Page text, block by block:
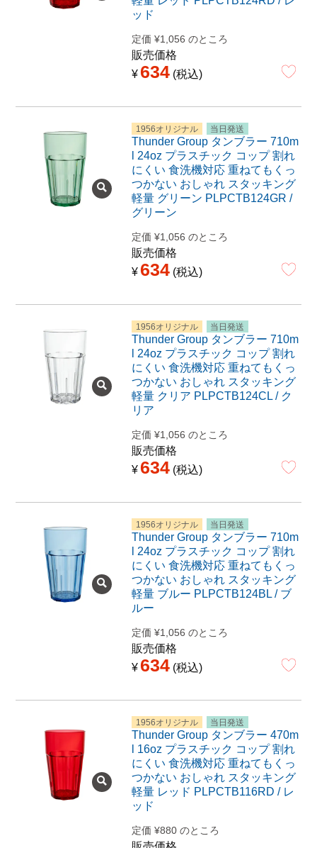
ッド
定価 ¥1,056 のところ
販売価格
¥ 634 税込
1956オリジナル 当日発送
Thunder Group タンブラー 710m
l 24oz プラスチック コップ 割れ
にくい 食洗機対応 重ねてもくっ
つかない おしゃれ スタッキング
軽量 グリーン PLPCTB124GR /
グリーン
定価 ¥1,056 のところ
販売価格
¥ 634 税込
1956オリジナル 当日発送
Thunder Group タンブラー 710m
l 24oz プラスチック コップ 割れ
にくい 食洗機対応 重ねてもくっ
つかない おしゃれ スタッキング
軽量 クリア PLPCTB124CL / ク
リア
定価 ¥1,056 のところ
販売価格
¥ 634 税込
1956オリジナル 当日発送
Thunder Group タンブラー 710m
l 24oz プラスチック コップ 割れ
にくい 食洗機対応 重ねてもくっ
つかない おしゃれ スタッキング
軽量 ブルー PLPCTB124BL / ブ
ルー
定価 ¥1,056 のところ
販売価格
¥ 634 税込
1956オリジナル 当日発送
Thunder Group タンブラー 470m
l 16oz プラスチック コップ 割れ
にくい 食洗機対応 重ねてもくっ
つかない おしゃれ スタッキング
軽量 レッド PLPCTB116RD / レ
ッド
定価 ¥880 のところ